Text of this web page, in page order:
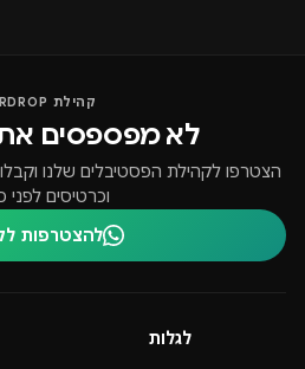
קהילת AIRDROP
לא מפספסים
הצטרפו לקהילת הפסטיבלים שלנו
וכרטיסים לפני
להצטרפות
לגלות